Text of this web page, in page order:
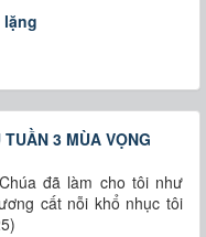
3 MÙA VỌNG
đã làm cho tôi như
cất nỗi khổ nhục tôi